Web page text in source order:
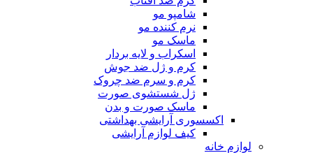
شامپو مو
نرم کننده مو
ماسک مو
اسکراب و لایه بردار
کرم و ژل ضد جوش
کرم و سرم ضد چروک
ژل شستشوی صورت
ماسک صورت و بدن
اکسسوری آرایشی بهداشتی
کیف لوازم آرایشی
لوازم خانه